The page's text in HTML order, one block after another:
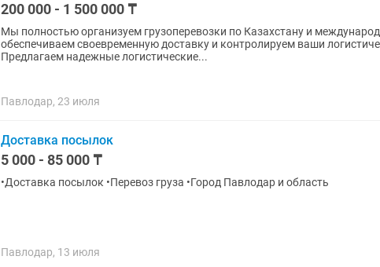
200 000 - 1 500 000 ₸
Мы полностью организуем грузоперевозки по Казахстану и
обеспечиваем своевременную доставку и контролируем ваши
Предлагаем надежные логистические...
Павлодар, 23 июля
Доставка посылок
5 000 - 85 000 ₸
•Доставка посылок •Перевоз груза •Город Павлодар и область
Павлодар, 13 июля